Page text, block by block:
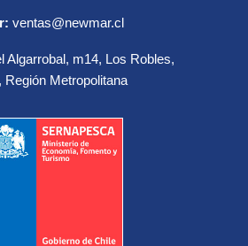
ventas@newmar.cl
Algarrobal, m14, Los Robles,
Región Metropolitana